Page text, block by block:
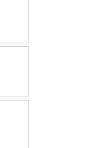
70 # 52-49